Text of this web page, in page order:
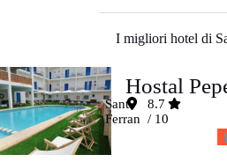
I migliori hotel di
Hostal
Sant
Ferran
8.7
/ 10